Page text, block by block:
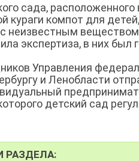
сада,
кураги компот для
неизвестным
экспертиза, в них был
Управления
и Ленобласти
детский сад
РАЗДЕЛА: